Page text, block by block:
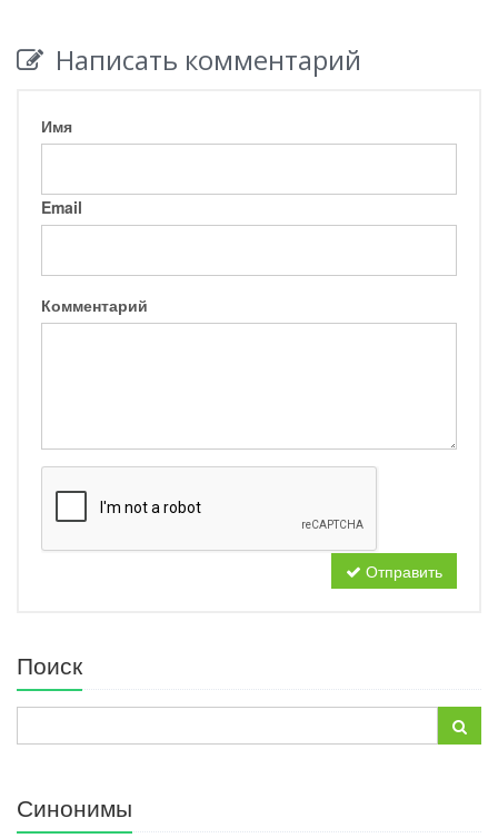
Написать комментарий
Имя
Email
Комментарий
Отправить
Поиск
Синонимы